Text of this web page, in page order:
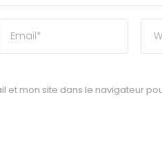
et mon site dans le navigateur